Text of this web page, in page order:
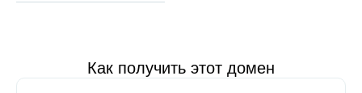
Как получить этот домен